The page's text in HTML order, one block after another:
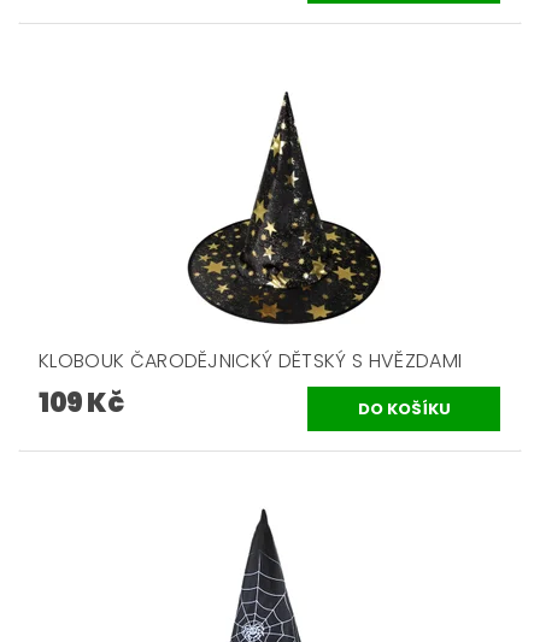
KLOBOUK ČARODĚJNICKÝ DĚTSKÝ S HVĚZDAMI
109 Kč